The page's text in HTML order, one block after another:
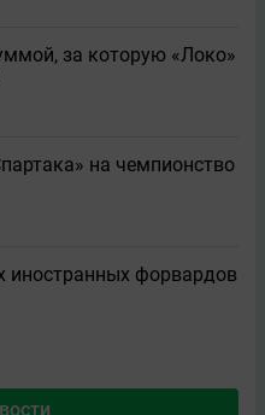
за которую «Локо»
на чемпионство
иностранных форвардов